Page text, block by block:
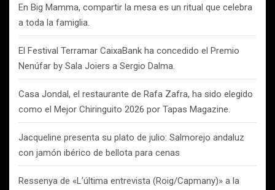
En Big Mamma, compartir la mesa es un ritual que celebra
a toda la famiglia.
El Festival Terramar CaixaBank ha concedido el Premio
Nenúfar by Sala Joiers a Sergio Dalma.
Casa Jondal, el restaurante de Rafa Zafra, ha sido elegido
como el Mejor Chiringuito 2026 por Tapas Magazine.
Jacqueline presenta su plato de julio: Salmorejo andaluz
con jamón ibérico de bellota para cenas
Ressenya de «L’última entrevista (Roig/Capmany)» a la